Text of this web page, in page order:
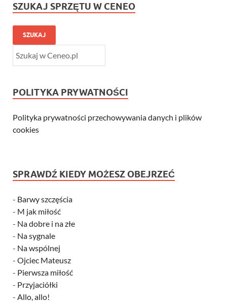
SZUKAJ SPRZĘTU W CENEO
SZUKAJ
POLITYKA PRYWATNOŚCI
Polityka prywatności przechowywania danych i plików
cookies
SPRAWDŹ KIEDY MOŻESZ OBEJRZEĆ
- Barwy szczęścia
- M jak miłość
- Na dobre i na złe
- Na sygnale
- Na wspólnej
- Ojciec Mateusz
- Pierwsza miłość
- Przyjaciółki
- Allo, allo!